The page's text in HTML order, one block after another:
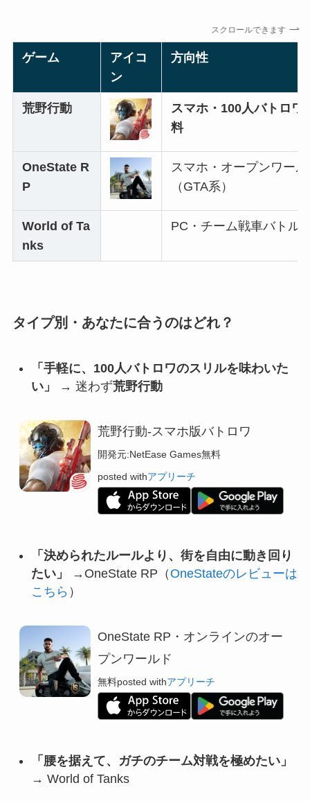
スクロールできます
ゲーム
アイコ
ン
方向性
荒野行動
スマホ・100人バトロワ
料
OneState R
P
スマホ・オープンワー
（GTA系）
World of Ta
nks
PC・チーム戦車バトル
タイプ別・あなたに合うのはどれ？
「手軽に、100人バトロワのスリルを味わいた
い」
→ 迷わず荒野行動
荒野行動-スマホ版バトロワ
開発元:NetEase Games無料
posted withアプリーチ
「決められたルールより、街を自由に動き回り
たい」
→OneState RP（OneStateのレビューは
こちら ）
OneState RP・オンラインのオー
プンワールド
無料posted withアプリーチ
「腰を据えて、ガチのチーム対戦を極めたい」
→ World of Tanks